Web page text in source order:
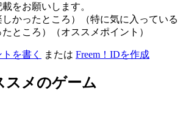
をお願いします。
かったところ）（特に気に入っている
ところ）（オススメポイント）
を書く または Freem！IDを作成
スメのゲーム